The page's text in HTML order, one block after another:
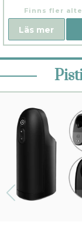
Finns fler
Läs mer